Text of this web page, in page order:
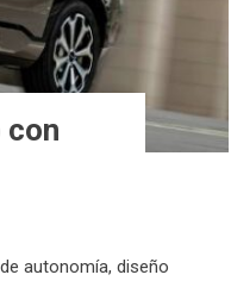
con
autonomía, diseño